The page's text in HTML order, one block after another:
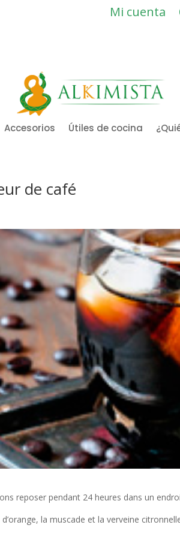
Mi cuenta
Accesorios Útiles de cocina
de café
reposer pendant 24 heures dans un
la muscade et la verveine